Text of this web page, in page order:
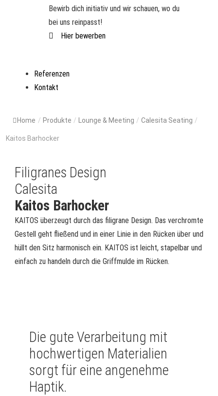
Bewirb dich initiativ und wir schauen, wo du
bei uns reinpasst!
Hier bewerben
Referenzen
Kontakt
Home / Produkte / Lounge & Meeting / Calesita Seating /
Kaitos Barhocker
Filigranes Design
Calesita
Kaitos Barhocker
KAITOS überzeugt durch das filigrane Design. Das verchromte
Gestell geht fließend und in einer Linie in den Rücken über und
hüllt den Sitz harmonisch ein. KAITOS ist leicht, stapelbar und
einfach zu handeln durch die Griffmulde im Rücken.
Die gute Verarbeitung mit
hochwertigen Materialien
sorgt für eine angenehme
Haptik.